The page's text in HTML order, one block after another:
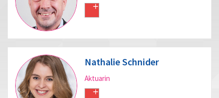
Nathalie Schnider
Aktuarin